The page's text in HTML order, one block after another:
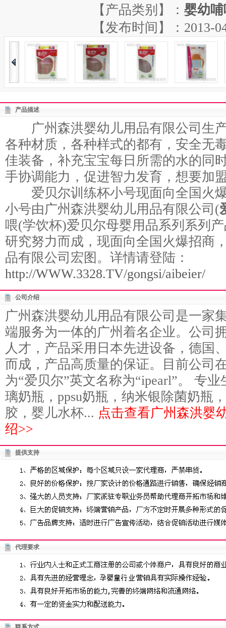
【产品类别】： 婴幼
【发布时间】：2013-
产品描述
广州森洪婴幼儿用品有限公司生
各种材质，各种样式的都有，安全无
佳装备，补充宝宝每日所需的水的同
手协调能力，促进智力发育，想要加
爱贝尔训练杯小号现面向全国火
小号由广州森洪婴幼儿用品有限公司(
喂(学饮杯)爱贝尔母婴用品系列系列
研究努力而成，现面向全国火爆招商
品有限公司宏图。详情请登陆：
http://WWW.3328.TV/gongsi/aibeier/
公司介绍
广州森洪婴幼儿用品有限公司是一家
端服务为一体的广州着名企业。公司
人才，产品采用日本先进设备，德国
而成，产品高质量的保证。目前公司
为“爱贝尔”英文名称为“ipearl”。 专
璃奶瓶，ppsu奶瓶，纳米银除菌奶瓶
胶，婴儿水杯... 点击查看广州森洪婴
绍>>
提供支持
代理要求